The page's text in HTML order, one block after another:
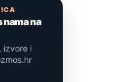
na
izvore i